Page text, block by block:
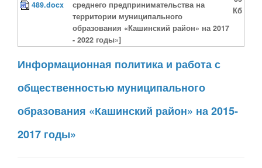
489.docx
среднего предпринимательства на
территории муниципального
образования «Кашинский район» на 2017
- 2022 годы»]
Кб
Информационная политика и работа с
общественностью муниципального
образования «Кашинский район» на 2015-
2017 годы»